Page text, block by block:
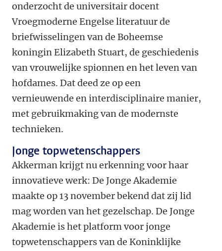
onderzocht de universitair docent
Vroegmoderne Engelse literatuur de
briefwisselingen van de Boheemse
koningin Elizabeth Stuart, de geschiedenis
van vrouwelijke spionnen en het leven van
hofdames. Dat deed ze op een
vernieuwende en interdisciplinaire manier,
met gebruikmaking van de modernste
technieken.
Jonge topwetenschappers
Akkerman krijgt nu erkenning voor haar
innovatieve werk: De Jonge Akademie
maakte op 13 november bekend dat zij lid
mag worden van het gezelschap. De Jonge
Akademie is het platform voor jonge
topwetenschappers van de Koninklijke